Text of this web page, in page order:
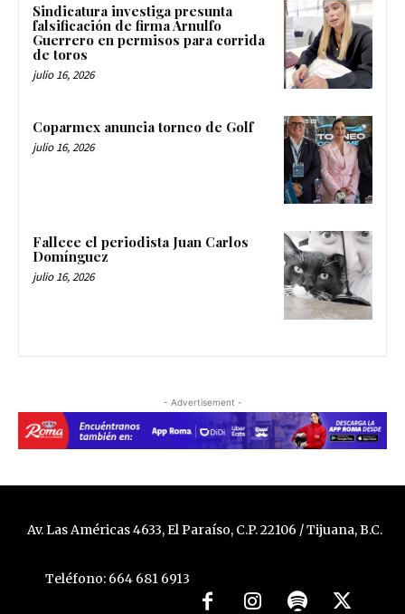
Sindicatura investiga presunta
falsificación de firma Arnulfo
Guerrero en permisos para corrida
de toros
julio 16, 2026
Coparmex anuncia torneo de Golf
julio 16, 2026
Fallece el periodista Juan Carlos
Domínguez
julio 16, 2026
- Advertisement -
Av. Las Américas 4633, El Paraíso, C.P. 22106 / Tijuana, B.C.
Teléfono: 664 681 6913